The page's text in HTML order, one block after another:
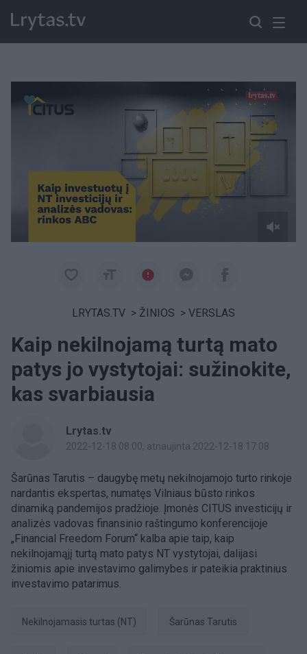
Paremkite Ukrainą
LRYTAS.TV > ŽINIOS > VERSLAS
Kaip nekilnojamą turtą mato
patys jo vystytojai: sužinokite,
kas svarbiausia
Lrytas.tv
2022-12-18 08:00, atnaujinta 2022-12-18 17:08
Šarūnas Tarutis – daugybę metų nekilnojamojo turto rinkoje
nardantis ekspertas, numatęs Vilniaus būsto rinkos
dinamiką pandemijos pradžioje. Įmonės CITUS investicijų ir
analizės vadovas finansinio raštingumo konferencijoje
„Financial Freedom Forum“ kalba apie taip, kaip
nekilnojamąjį turtą mato patys NT vystytojai, dalijasi
žiniomis apie investavimo galimybes ir pateikia praktinius
investavimo patarimus.
nekilnojamasis turtas (NT) Šarūnas Tarutis